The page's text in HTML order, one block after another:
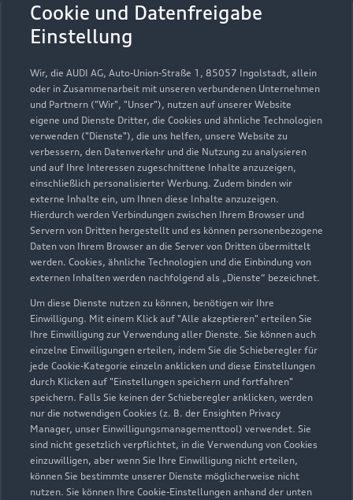
Cookie und Datenfreigabe
Einstellung
Wir, die AUDI AG, Auto-Union-Straße 1, 85057 Ingolstadt, allein
oder in Zusammenarbeit mit unseren verbundenen Unternehmen
und Partnern ("Wir", "Unser"), nutzen auf unserer Website
eigene und Dienste Dritter, die Cookies und ähnliche Technologien
verwenden ("Dienste"), die uns helfen, unsere Website zu
verbessern, den Datenverkehr und die Nutzung zu analysieren
und auf Ihre Interessen zugeschnittene Inhalte anzuzeigen,
einschließlich personalisierter Werbung. Zudem binden wir
externe Inhalte ein, um Ihnen diese Inhalte anzuzeigen.
Hierdurch werden Verbindungen zwischen Ihrem Browser und
Servern von Dritten hergestellt und es können personenbezogene
Daten von Ihrem Browser an die Server von Dritten übermittelt
werden. Cookies, ähnliche Technologien und die Einbindung von
externen Inhalten werden nachfolgend als „Dienste“ bezeichnet.
Um diese Dienste nutzen zu können, benötigen wir Ihre
Einwilligung. Mit einem Klick auf "Alle akzeptieren" erteilen Sie
Ihre Einwilligung zur Verwendung aller Dienste. Sie können auch
einzelne Einwilligungen erteilen, indem Sie die Schieberegler für
jede Cookie-Kategorie einzeln anklicken und diese Einstellungen
durch Klicken auf "Einstellungen speichern und fortfahren"
speichern. Falls Sie keinen der Schieberegler anklicken, werden
nur die notwendigen Cookies (z. B. der Ensighten Privacy
Manager, unser Einwilligungsmanagementtool) verwendet. Sie
sind nicht gesetzlich verpflichtet, in die Verwendung von Cookies
einzuwilligen, aber wenn Sie Ihre Einwilligung nicht erteilen,
können Sie bestimmte unserer Dienste möglicherweise nicht
nutzen. Sie können Ihre Cookie-Einstellungen anhand der unten